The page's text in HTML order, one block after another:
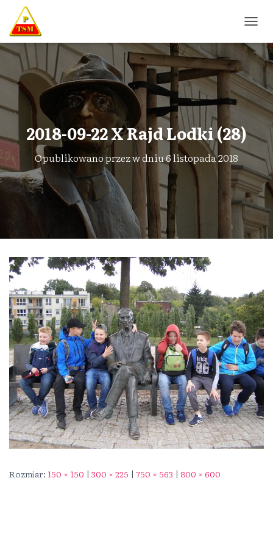
R
Z
Ą
C
Z
A
I
G
C
J
2018-09-22 X Rajd Lodki (28)
Opublikowano przezw dniu6 listopada 2018
Rozmiar: 150 × 150 | 300 × 225 | 750 × 563 | 800 × 600